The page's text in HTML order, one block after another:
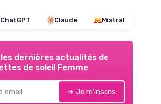
ChatGPT Claude Mistral
dernières actualités de
de soleil Femme
➔ Je m'inscris